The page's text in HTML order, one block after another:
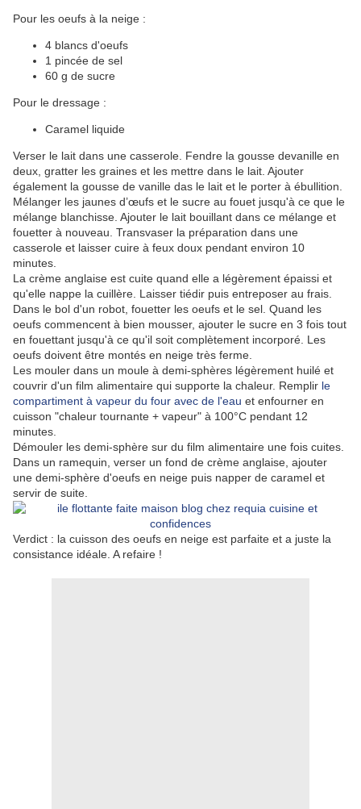
Pour les oeufs à la neige :
4 blancs d'oeufs
1 pincée de sel
60 g de sucre
Pour le dressage :
Caramel liquide
Verser le lait dans une casserole. Fendre la gousse devanille en
deux, gratter les graines et les mettre dans le lait. Ajouter
également la gousse de vanille das le lait et le porter à ébullition.
Mélanger les jaunes d’œufs et le sucre au fouet jusqu'à ce que le
mélange blanchisse. Ajouter le lait bouillant dans ce mélange et
fouetter à nouveau. Transvaser la préparation dans une
casserole et laisser cuire à feux doux pendant environ 10
minutes.
La crème anglaise est cuite quand elle a légèrement épaissi et
qu'elle nappe la cuillère. Laisser tiédir puis entreposer au frais.
Dans le bol d'un robot, fouetter les oeufs et le sel. Quand les
oeufs commencent à bien mousser, ajouter le sucre en 3 fois tout
en fouettant jusqu'à ce qu'il soit complètement incorporé. Les
oeufs doivent être montés en neige très ferme.
Les mouler dans un moule à demi-sphères légèrement huilé et
couvrir d'un film alimentaire qui supporte la chaleur. Remplir le
compartiment à vapeur du four avec de l'eau et enfourner en
cuisson "chaleur tournante + vapeur" à 100°C pendant 12
minutes.
Démouler les demi-sphère sur du film alimentaire une fois cuites.
Dans un ramequin, verser un fond de crème anglaise, ajouter
une demi-sphère d'oeufs en neige puis napper de caramel et
servir de suite.
Verdict : la cuisson des oeufs en neige est parfaite et a juste la
consistance idéale. A refaire !